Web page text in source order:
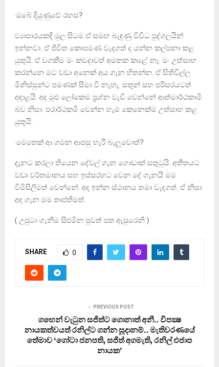
·ඔබේ දියුණුවේ රහස?
ව්‍යාපාරයකදි මුල සිටම ඒ සමඟ බැඳුණු විවිධ පුද්ගලයින්
ඉන්නවා. ඒ ජීවිත කොපමණ වැදගත් ද යන්න කල්පනා කළ
යුතුයි. ඒ වගකීම මං කවදාවත් අමතක කළේ නෑ. මං උත්සාහ
කරන්නෙ මට වඩා අනෙක් අය ගැන හිතන්න. ඒ සිතිවිල්ල
මිනිස්සුන්ට පමණක් සීමා වී නැහැ. සතුන් සහ පරිසරයටත්
අදාළයි. අද මුළු ලෝකෙම ප්‍රශ්න වැඩි වෙන්නේ ආත්මාර්ථකාමී
බව නිසා. පරාර්ථකමී වෙන්න හැම කෙනෙක්ම උත්සාහ කළ
යුතුයි.
·මෙතෙක් ආ ගමන ආපසු හැරී බැලුවොත්?
දැනට කරලා තියෙන දේවල් ගැන ගොඩාක් සතුටුයි. අතීතයට
වඩා වර්තමානය සහ ඉස්සරහට වෙන දේ ගැනයි මම
විමිසිලිමත් වෙන්නේ. අද ඉන්න ස්ථානය තමා වැදගත්. ඒ නිසා
අද ගැන මම තෘප්තිමත්.
( උපුටා ගැනීම සිළුමින පුවත් පත ඇසුරෙනි )
SHARE 0
PREVIOUS POST
ගහෙන් වැටුන සජිත්ට ගොනාත් අනී.. විපක්‍ෂ
නායකත්වයත් රනිල්ට ගන්න සූදානම්.. මැතිවරණයේ
තේමාව ‘ගෝටා ජනපති, සජිත් අගමැති, රනිල් එජාප
නායක’